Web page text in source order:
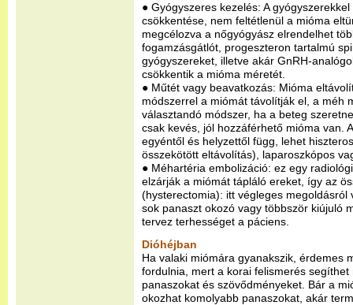
● Gyógyszeres kezelés: A
csökkentése, nem feltétlenül a mióma
megcélozva a nőgyógyász elrendelhet
fogamzásgátlót, progeszteron tartalmú
gyógyszereket, illetve akár GnRH-
csökkentik a mióma méretét.
● Műtét vagy beavatkozás: Mióma
módszerrel a miómát távolítják el, a méh
választandó módszer, ha a beteg
csak kevés, jól hozzáférhető mióma van.
egyéntől és helyzettől függ, lehet
összekötött eltávolítás), laparoszkópos
● Méhartéria embolizáció: ez egy
elzárják a miómát tápláló ereket, így az
(hysterectomia): itt végleges megoldásról
sok panaszt okozó vagy többször kiújuló
tervez terhességet a páciens.
Dióhéjban
Ha valaki miómára gyanakszik, érdemes
fordulnia, mert a korai felismerés
panaszokat és szövődményeket. Bár a
okozhat komolyabb panaszokat, akár